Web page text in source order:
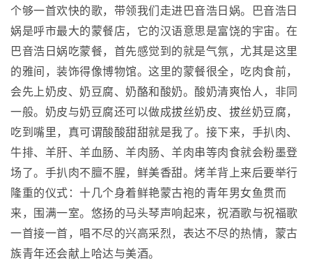
个够一首欢快的歌，带领我们走进巴音浩日娲。巴音浩日
娲是呼市最大的蒙餐店，它的汉语意思是富饶的宇宙。在
巴音浩日娲吃蒙餐，首先感觉到的就是气氛，尤其是这里
的雅间，装饰得像博物馆。这里的蒙餐很全，吃肉食前，
会先上奶皮、奶豆腐、奶酪和酸奶。酸奶清爽怡人，非同
一般。奶皮与奶豆腐还可以做成拔丝奶皮、拔丝奶豆腐，
吃到嘴里，真可谓酸酸甜甜就是我了。接下来，手扒肉、
牛排、羊肝、羊血肠、羊肉肠、羊肉串等肉食就会粉墨登
场了。手扒肉不膻不腥，鲜美香甜。烤羊背上来后要举行
隆重的仪式：十几个身着鲜艳蒙古袍的青年男女鱼贯而
来，围满一室。悠扬的马头琴声响起来，祝酒歌与祝福歌
一首接一首，唱不尽的兴高采烈，表达不尽的热情，蒙古
族青年还会献上哈达与美酒。